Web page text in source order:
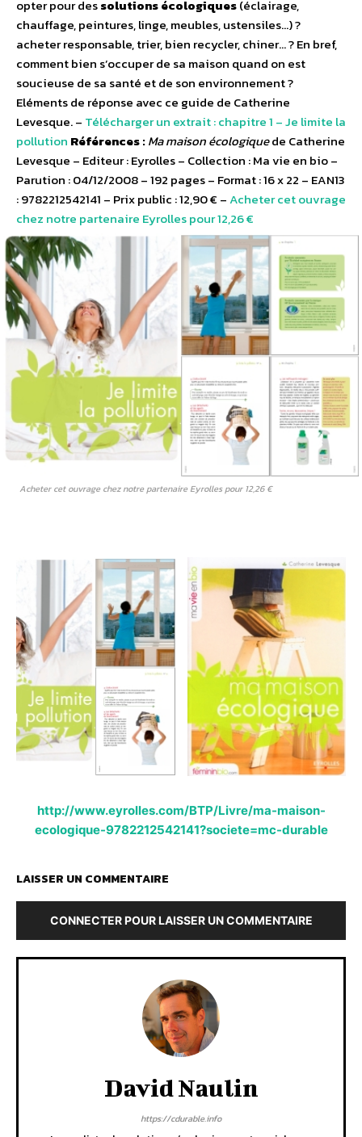
opter pour dessolutions écologiques(éclairage,
chauffage, peintures, linge, meubles, ustensiles…) ?
acheter responsable, trier, bien recycler, chiner… ? En bref,
comment bien s’occuper de sa maison quand on est
soucieuse de sa santé et de son environnement ?
Eléments de réponse avec ce guide de Catherine
Levesque. – Télécharger un extrait : chapitre 1 – Je limite la
pollution Références :Ma maison écologiquede Catherine
Levesque – Editeur : Eyrolles – Collection : Ma vie en bio –
Parution : 04/12/2008 – 192 pages – Format : 16 x 22 – EAN13
: 9782212542141 – Prix public : 12,90 € –Acheter cet ouvrage
chez notre partenaire Eyrolles pour 12,26 €
Acheter cet ouvrage chez notre partenaire Eyrolles pour 12,26 €
http://www.eyrolles.com/BTP/Livre/ma-maison-
ecologique-9782212542141?societe=mc-durable
LAISSER UN COMMENTAIRE
CONNECTER POUR LAISSER UN COMMENTAIRE
David Naulin
https://cdurable.info